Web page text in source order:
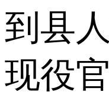
到县
现役